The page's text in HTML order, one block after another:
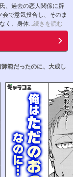
、過去の恋人関係に辟
で意気投合し、そのま
く、身体...続きを読む
範だったのに、大成し